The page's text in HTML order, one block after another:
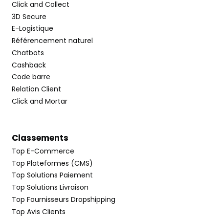
Click and Collect
3D Secure
E-Logistique
Référencement naturel
Chatbots
Cashback
Code barre
Relation Client
Click and Mortar
Classements
Top E-Commerce
Top Plateformes (CMS)
Top Solutions Paiement
Top Solutions Livraison
Top Fournisseurs Dropshipping
Top Avis Clients